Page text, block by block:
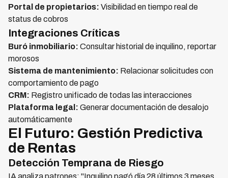
Portal de propietarios: Visibilidad en tiempo real de
status de cobros
Integraciones Críticas
Buró inmobiliario: Consultar historial de inquilino, reportar
morosos
Sistema de mantenimiento: Relacionar solicitudes con
comportamiento de pago
CRM: Registro unificado de todas las interacciones
Plataforma legal: Generar documentación de desalojo
automáticamente
El Futuro: Gestión Predictiva
de Rentas
Detección Temprana de Riesgo